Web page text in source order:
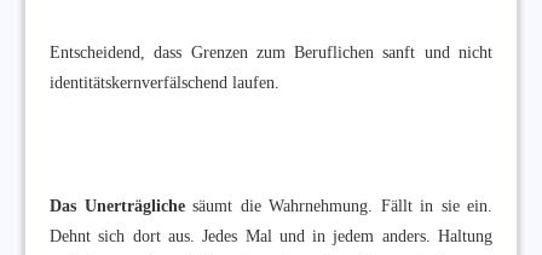
Entscheidend, dass Grenzen zum Beruflichen sanft und nicht
identitätskernverfälschend laufen.
Das Unerträglichesäumt die Wahrnehmung. Fällt in sie ein.
Dehnt sich dort aus. Jedes Mal und in jedem anders. Haltung